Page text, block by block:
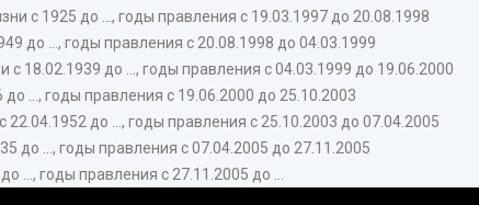
1925 до ..., годы правления с 19.03.1997 до 20.08.1998
до ..., годы правления с 20.08.1998 до 04.03.1999
до ..., годы правления с 04.03.1999 до 19.06.2000
..., годы правления с 19.06.2000 до 25.10.2003
до ..., годы правления с 25.10.2003 до 07.04.2005
до ..., годы правления с 07.04.2005 до 27.11.2005
годы правления с 27.11.2005 до ...